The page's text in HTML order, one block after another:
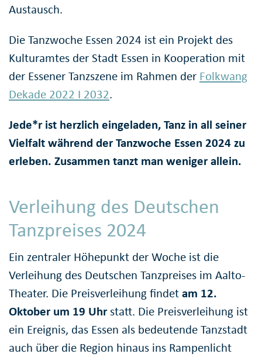
Austausch.
Die Tanzwoche Essen 2024 ist ein Projekt des
Kulturamtes der Stadt Essen in Kooperation mit
der Essener Tanzszene im Rahmen der Folkwang
Dekade 2022 I 2032.
Jede*r ist herzlich eingeladen, Tanz in all seiner
Vielfalt während der Tanzwoche Essen 2024 zu
erleben. Zusammen tanzt man weniger allein.
Verleihung des Deutschen
Tanzpreises 2024
Ein zentraler Höhepunkt der Woche ist die
Verleihung des Deutschen Tanzpreises im Aalto-
Theater. Die Preisverleihung findetam 12.
Oktober um 19 Uhrstatt. Die Preisverleihung ist
ein Ereignis, das Essen als bedeutende Tanzstadt
auch über die Region hinaus ins Rampenlicht